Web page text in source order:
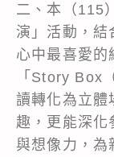
二、本（115
演」活動，結
心中最喜愛的
「Story Box
讀轉化為立體
趣，更能深化
與想像力，為